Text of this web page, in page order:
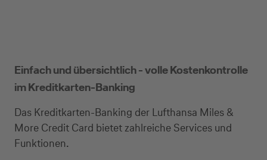
Einfach und übersichtlich - volle Kostenkontrolle
im Kreditkarten-Banking
Das Kreditkarten-Banking der Lufthansa Miles &
More Credit Card bietet zahlreiche Services und
Funktionen.